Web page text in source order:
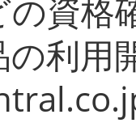
の資格
利用